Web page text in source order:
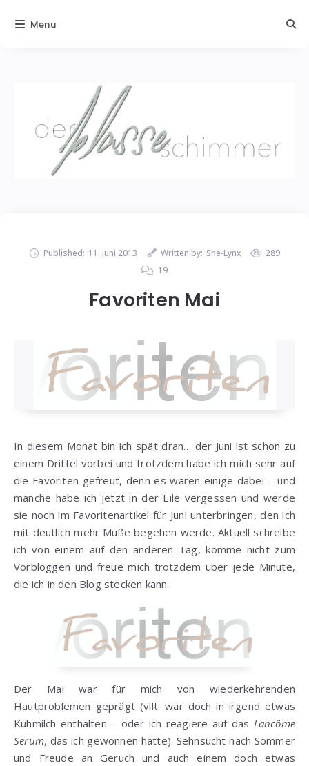
Published: 11. Juni 2013 Written by: She-Lynx
289
19
Favoriten Mai
In diesem Monat bin ich spät dran… der Juni ist schon zu
einem Drittel vorbei und trotzdem habe ich mich sehr auf
die Favoriten gefreut, denn es waren einige dabei – und
manche habe ich jetzt in der Eile vergessen und werde
sie noch im Favoritenartikel für Juni unterbringen, den ich
mit deutlich mehr Muße begehen werde. Aktuell schreibe
ich von einem auf den anderen Tag, komme nicht zum
Vorbloggen und freue mich trotzdem über jede Minute,
die ich in den Blog stecken kann.
Der Mai war für mich von wiederkehrenden
Hautproblemen geprägt (vllt. war doch in irgend etwas
Kuhmilch enthalten – oder ich reagiere auf das Lancôme
Serum, das ich gewonnen hatte). Sehnsucht nach Sommer
und Freude an Geruch und auch einem doch etwas
Menu